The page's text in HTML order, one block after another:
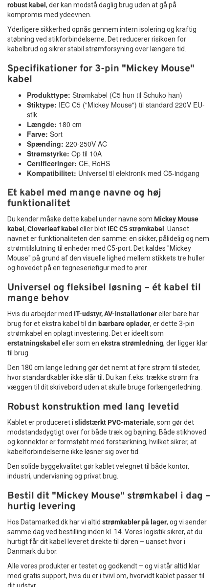
robust kabel, der kan modstå daglig brug uden at gå på
kompromis med ydeevnen.
Yderligere sikkerhed opnås gennem intern isolering og kraftig
støbning ved stikforbindelserne. Det reducerer risikoen for
kabelbrud og sikrer stabil strømforsyning over længere tid.
Specifikationer for 3-pin "Mickey Mouse"
kabel
Produkttype: Strømkabel (C5 hun til Schuko han)
Stiktype: IEC C5 ("Mickey Mouse") til standard 220V EU-
stik
Længde: 180 cm
Farve: Sort
Spænding: 220-250V AC
Strømstyrke: Op til 10A
Certificeringer: CE, RoHS
Kompatibilitet: Universel til elektronik med C5-indgang
Et kabel med mange navne og høj
funktionalitet
Du kender måske dette kabel under navne som Mickey Mouse
kabel, Cloverleaf kabel eller blot IEC C5 strømkabel . Uanset
navnet er funktionaliteten den samme: en sikker, pålidelig og nem
strømtilslutning til enheder med C5-port. Det kaldes "Mickey
Mouse" på grund af den visuelle lighed mellem stikkets tre huller
og hovedet på en tegneseriefigur med to ører.
Universel og fleksibel løsning – ét kabel til
mange behov
Hvis du arbejder med IT-udstyr, AV-installationereller bare har
brug for et ekstra kabel til din bærbare oplader, er dette 3-pin
strømkabel en oplagt investering. Det er ideelt som
erstatningskabel eller som en ekstra strømledning, der ligger klar
til brug.
Den 180 cm lange ledning gør det nemt at føre strøm til steder,
hvor standardkabler ikke slår til. Du kan f.eks. trække strøm fra
væggen til dit skrivebord uden at skulle bruge forlængerledning.
Robust konstruktion med lang levetid
Kablet er produceret i slidstærkt PVC-materiale, som gør det
modstandsdygtigt over for både træk og bøjning. Både stikhoved
og konnektor er formstøbt med forstærkning, hvilket sikrer, at
kabelforbindelserne ikke løsner sig over tid.
Den solide byggekvalitet gør kablet velegnet til både kontor,
industri, undervisning og privat brug.
Bestil dit "Mickey Mouse" strømkabel i dag –
hurtig levering
Hos Datamarked.dk har vi altid strømkabler på lager, og vi sender
samme dag ved bestilling inden kl. 14. Vores logistik sikrer, at du
hurtigt får dit kabel leveret direkte til døren – uanset hvor i
Danmark du bor.
Alle vores produkter er testet og godkendt – og vi står altid klar
med gratis support, hvis du er i tvivl om, hvorvidt kablet passer til
dit udstyr.